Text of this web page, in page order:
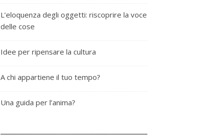
L’eloquenza degli oggetti: riscoprire la voce
delle cose
Idee per ripensare la cultura
A chi appartiene il tuo tempo?
Una guida per l’anima?